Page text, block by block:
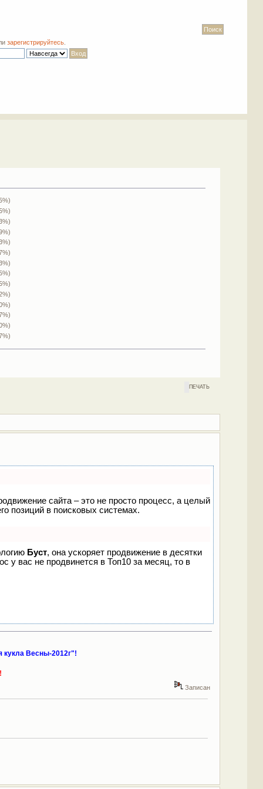
зарегистрируйтесь
ПЕЧАТЬ
сайта – это не просто процесс, а целый
позиций в поисковых системах.
Буст, она ускоряет продвижение в десятки
у вас не продвинется в Топ10 за месяц, то в
кукла Весны-2012г"!
Записан